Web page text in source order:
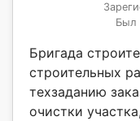
Был
Бригада
строительных
техзаданию
очистки